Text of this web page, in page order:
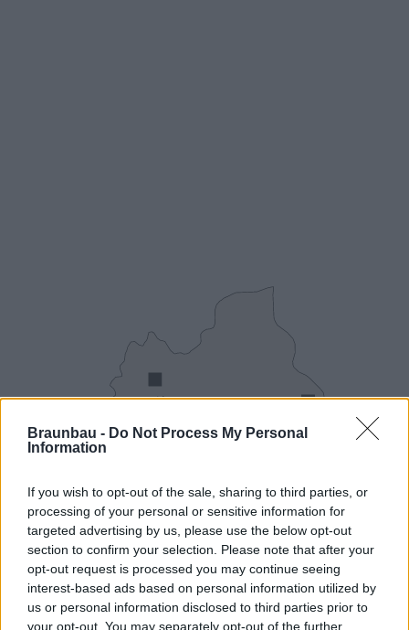
Braunbau - Do Not Process My Personal
Information
If you wish to opt-out of the sale, sharing to third parties, or
processing of your personal or sensitive information for
targeted advertising by us, please use the below opt-out
section to confirm your selection. Please note that after your
opt-out request is processed you may continue seeing
interest-based ads based on personal information utilized by
us or personal information disclosed to third parties prior to
your opt-out. You may separately opt-out of the further